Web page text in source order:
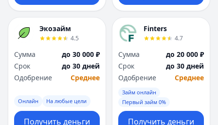
Экозайм
4.5
Сумма
до 30 000 ₽
Срок
до 30 дней
Одобрение
Среднее
Онлайн На любые цели
Получить деньги
Finters
4.7
Сумма
до 20 000 ₽
Срок
до 30 дней
Одобрение
Среднее
Займ онлайн
Первый займ 0%
Получить деньги